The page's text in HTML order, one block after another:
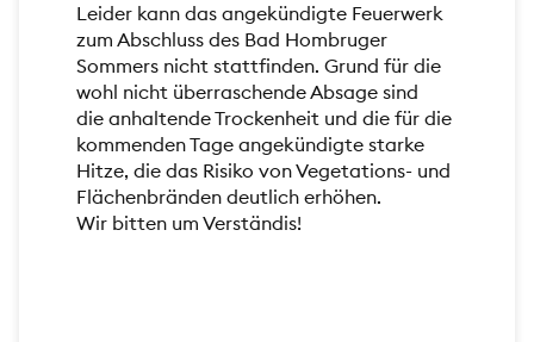
Leider kann das angekündigte Feuerwerk
zum Abschluss des Bad Hombruger
Sommers nicht stattfinden. Grund für die
wohl nicht überraschende Absage sind
die anhaltende Trockenheit und die für die
kommenden Tage angekündigte starke
Hitze, die das Risiko von Vegetations- und
Flächenbränden deutlich erhöhen.
Wir bitten um Verständis!